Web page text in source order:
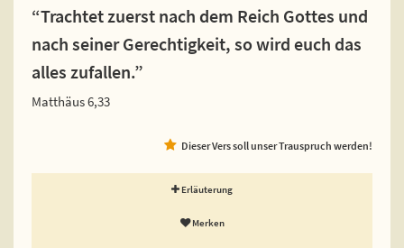
“Trachtet zuerst nach dem Reich Gottes und
nach seiner Gerechtigkeit, so wird euch das
alles zufallen.”
Matthäus 6,33
Dieser Vers soll unser Trauspruch werden!
Erläuterung
Merken